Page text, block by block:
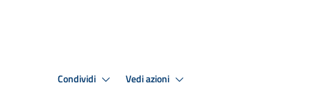
Condividi Vedi azioni